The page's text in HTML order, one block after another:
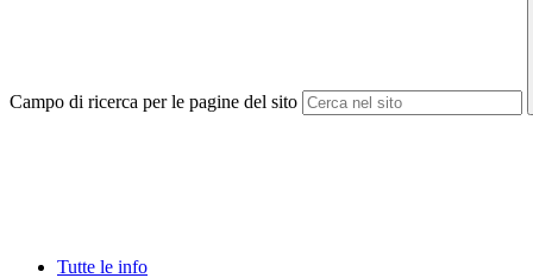
Campo di ricerca per le pagine del sito
Tutte le info